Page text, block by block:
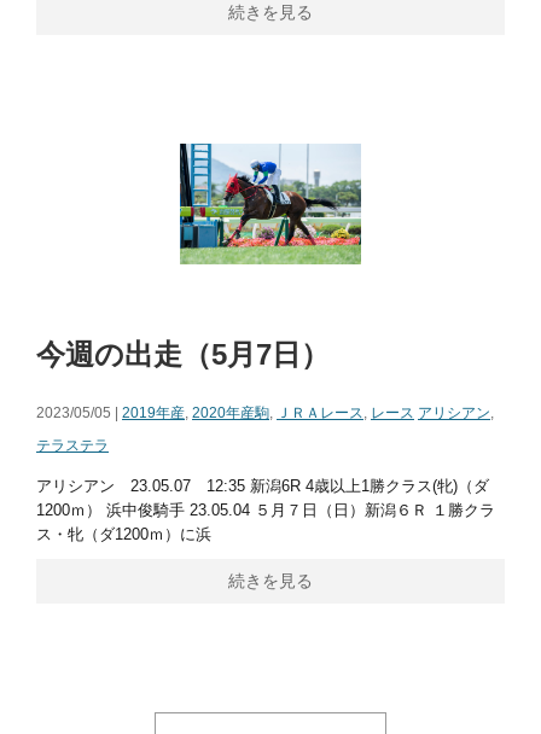
続きを見る
今週の出走（5月7日）
2023/05/05 | 2019年産 2020年産駒 ＪＲＡレース レース アリシアン
テラステラ
アリシアン 23.05.07 12:35 新潟6R 4歳以上1勝クラス(牝)（ダ
1200ｍ） 浜中俊騎手 23.05.04 ５月７日（日）新潟６Ｒ １勝クラ
ス・牝（ダ1200ｍ）に浜
続きを見る